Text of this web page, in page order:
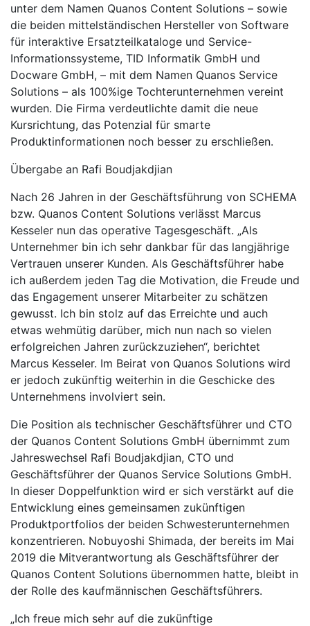
unter dem Namen Quanos Content Solutions – sowie
die beiden mittelständischen Hersteller von Software
für interaktive Ersatzteilkataloge und Service-
Informationssysteme, TID Informatik GmbH und
Docware GmbH, – mit dem Namen Quanos Service
Solutions – als 100%ige Tochterunternehmen vereint
wurden. Die Firma verdeutlichte damit die neue
Kursrichtung, das Potenzial für smarte
Produktinformationen noch besser zu erschließen.
Übergabe an Rafi Boudjakdjian
Nach 26 Jahren in der Geschäftsführung von SCHEMA
bzw. Quanos Content Solutions verlässt Marcus
Kesseler nun das operative Tagesgeschäft. „Als
Unternehmer bin ich sehr dankbar für das langjährige
Vertrauen unserer Kunden. Als Geschäftsführer habe
ich außerdem jeden Tag die Motivation, die Freude und
das Engagement unserer Mitarbeiter zu schätzen
gewusst. Ich bin stolz auf das Erreichte und auch
etwas wehmütig darüber, mich nun nach so vielen
erfolgreichen Jahren zurückzuziehen“, berichtet
Marcus Kesseler. Im Beirat von Quanos Solutions wird
er jedoch zukünftig weiterhin in die Geschicke des
Unternehmens involviert sein.
Die Position als technischer Geschäftsführer und CTO
der Quanos Content Solutions GmbH übernimmt zum
Jahreswechsel Rafi Boudjakdjian, CTO und
Geschäftsführer der Quanos Service Solutions GmbH.
In dieser Doppelfunktion wird er sich verstärkt auf die
Entwicklung eines gemeinsamen zukünftigen
Produktportfolios der beiden Schwesterunternehmen
konzentrieren. Nobuyoshi Shimada, der bereits im Mai
2019 die Mitverantwortung als Geschäftsführer der
Quanos Content Solutions übernommen hatte, bleibt in
der Rolle des kaufmännischen Geschäftsführers.
„Ich freue mich sehr auf die zukünftige